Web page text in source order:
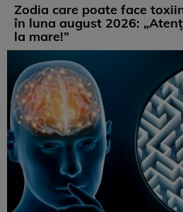
Zodia care poate face
în luna august 2026:
la mare!”